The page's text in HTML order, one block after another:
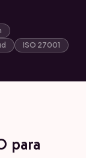
ISO 27001
para